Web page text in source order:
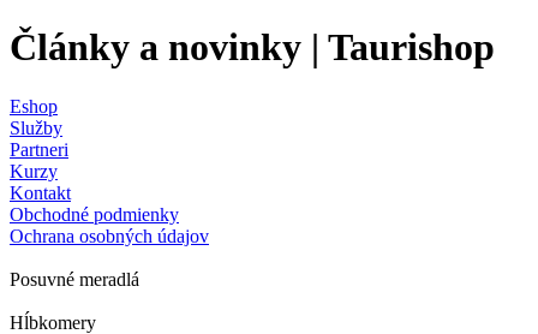
Články a novinky | Taurishop
Eshop
Služby
Partneri
Kurzy
Kontakt
Obchodné podmienky
Ochrana osobných údajov
Posuvné meradlá
Hĺbkomery